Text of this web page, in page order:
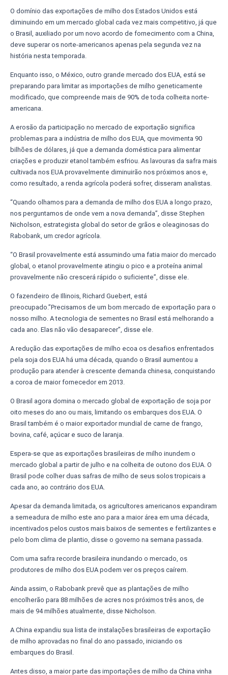
O domínio das exportações de milho dos Estados Unidos está
diminuindo em um mercado global cada vez mais competitivo, já que
o Brasil, auxiliado por um novo acordo de fornecimento com a China,
deve superar os norte-americanos apenas pela segunda vez na
história nesta temporada.
Enquanto isso, o México, outro grande mercado dos EUA, está se
preparando para limitar as importações de milho geneticamente
modificado, que compreende mais de 90% de toda colheita norte-
americana.
A erosão da participação no mercado de exportação significa
problemas para a indústria de milho dos EUA, que movimenta 90
bilhões de dólares, já que a demanda doméstica para alimentar
criações e produzir etanol também esfriou. As lavouras da safra mais
cultivada nos EUA provavelmente diminuirão nos próximos anos e,
como resultado, a renda agrícola poderá sofrer, disseram analistas.
“Quando olhamos para a demanda de milho dos EUA a longo prazo,
nos perguntamos de onde vem a nova demanda”, disse Stephen
Nicholson, estrategista global do setor de grãos e oleaginosas do
Rabobank, um credor agrícola.
“O Brasil provavelmente está assumindo uma fatia maior do mercado
global, o etanol provavelmente atingiu o pico e a proteína animal
provavelmente não crescerá rápido o suficiente”, disse ele.
O fazendeiro de Illinois, Richard Guebert, está
preocupado.”Precisamos de um bom mercado de exportação para o
nosso milho. A tecnologia de sementes no Brasil está melhorando a
cada ano. Elas não vão desaparecer”, disse ele.
A redução das exportações de milho ecoa os desafios enfrentados
pela soja dos EUA há uma década, quando o Brasil aumentou a
produção para atender à crescente demanda chinesa, conquistando
a coroa de maior fornecedor em 2013.
O Brasil agora domina o mercado global de exportação de soja por
oito meses do ano ou mais, limitando os embarques dos EUA. O
Brasil também é o maior exportador mundial de carne de frango,
bovina, café, açúcar e suco de laranja.
Espera-se que as exportações brasileiras de milho inundem o
mercado global a partir de julho e na colheita de outono dos EUA. O
Brasil pode colher duas safras de milho de seus solos tropicais a
cada ano, ao contrário dos EUA.
Apesar da demanda limitada, os agricultores americanos expandiram
a semeadura de milho este ano para a maior área em uma década,
incentivados pelos custos mais baixos de sementes e fertilizantes e
pelo bom clima de plantio, disse o governo na semana passada.
Com uma safra recorde brasileira inundando o mercado, os
produtores de milho dos EUA podem ver os preços caírem.
Ainda assim, o Rabobank prevê que as plantações de milho
encolherão para 88 milhões de acres nos próximos três anos, de
mais de 94 milhões atualmente, disse Nicholson.
A China expandiu sua lista de instalações brasileiras de exportação
de milho aprovadas no final do ano passado, iniciando os
embarques do Brasil.
Antes disso, a maior parte das importações de milho da China vinha